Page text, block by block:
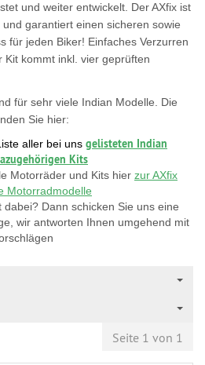
und weiter entwickelt. Der AXfix ist
garantiert einen sicheren sowie
für jeden Biker! Einfaches Verzurren
Kit kommt inkl. vier geprüften
für sehr viele Indian Modelle. Die
Sie hier:
aller bei uns gelisteten Indian
Kits
Motorräder und Kits hier zur AXfix
Motorradmodelle
Dann schicken Sie uns eine
wir antworten Ihnen umgehend mit
Seite 1 von 1